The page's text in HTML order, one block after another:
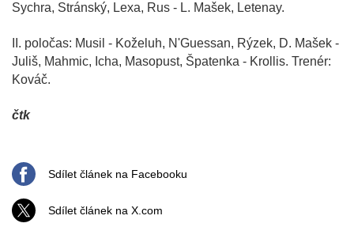
Sychra, Stránský, Lexa, Rus - L. Mašek, Letenay.
II. poločas: Musil - Koželuh, N'Guessan, Rýzek, D. Mašek -
Juliš, Mahmic, Icha, Masopust, Špatenka - Krollis. Trenér:
Kováč.
čtk
Sdílet článek na Facebooku
Sdílet článek na X.com